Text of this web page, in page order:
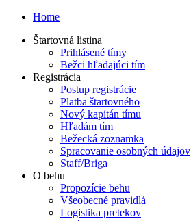
Home
Štartovná listina
Prihlásené tímy
Bežci hľadajúci tím
Registrácia
Postup registrácie
Platba štartovného
Nový kapitán tímu
Hľadám tím
Bežecká zoznamka
Spracovanie osobných údajov
Staff/Briga
O behu
Propozície behu
Všeobecné pravidlá
Logistika pretekov